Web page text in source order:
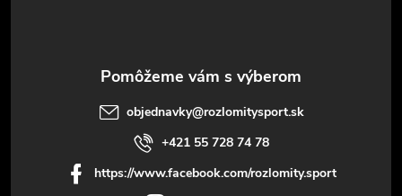
objednavky@rozlomitysport.sk
+421 55 728 74 78
https://www.facebook.com/rozlomity.sport